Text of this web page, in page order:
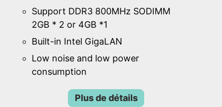
Support DDR3 800MHz SODIMM
2GB * 2 or 4GB *1
Built-in Intel GigaLAN
Low noise and low power
consumption
Plus de détails